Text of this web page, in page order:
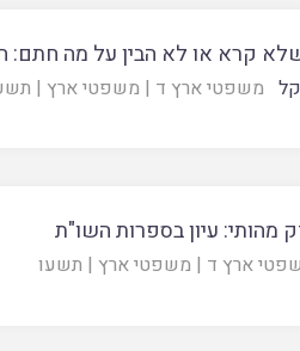
קרא או לא הבין על מה חתם:
משפטי ארץ ד | משפטי ארץ |
מהותי: עיון בספרות השו"ת
ארץ ד | משפטי ארץ | תשעו